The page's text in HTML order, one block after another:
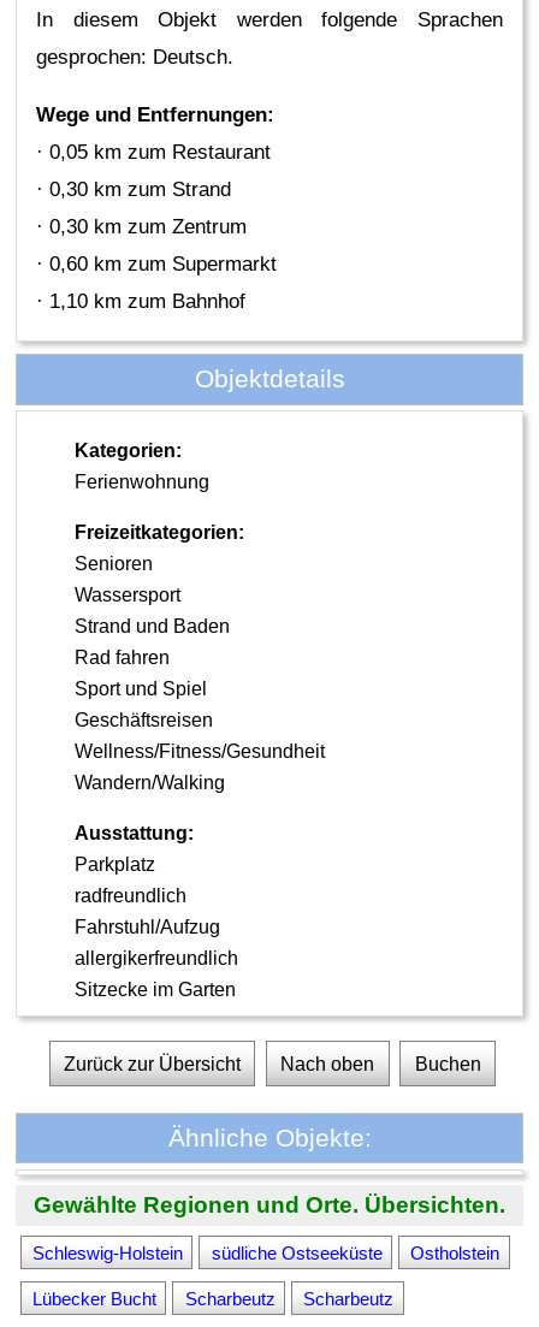
In diesem Objekt werden folgende Sprachen
gesprochen: Deutsch.
Wege und Entfernungen:
· 0,05 km zum Restaurant
· 0,30 km zum Strand
· 0,30 km zum Zentrum
· 0,60 km zum Supermarkt
· 1,10 km zum Bahnhof
Objektdetails
Kategorien:
Ferienwohnung
Freizeitkategorien:
Senioren
Wassersport
Strand und Baden
Rad fahren
Sport und Spiel
Geschäftsreisen
Wellness/Fitness/Gesundheit
Wandern/Walking
Ausstattung:
Parkplatz
radfreundlich
Fahrstuhl/Aufzug
allergikerfreundlich
Sitzecke im Garten
Zurück zur Übersicht Nach oben Buchen
Ähnliche Objekte:
Gewählte Regionen und Orte. Übersichten.
Schleswig-Holstein südliche Ostseeküste Ostholstein
Lübecker Bucht Scharbeutz Scharbeutz